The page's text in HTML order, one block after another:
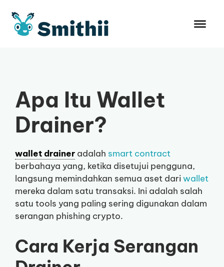
Apa Itu Wallet
Drainer?
wallet drainer adalah smart contract
berbahaya yang, ketika disetujui pengguna,
langsung memindahkan semua aset dariwallet
mereka dalam satu transaksi. Ini adalah salah
satu tools yang paling sering digunakan dalam
serangan phishing crypto.
Cara Kerja Serangan